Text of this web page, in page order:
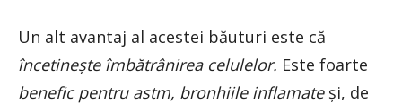
Un alt avantaj al acestei băuturi este că
încetinește îmbătrânirea celulelor. Este foarte
benefic pentru astm, bronhiile inflamateși, de